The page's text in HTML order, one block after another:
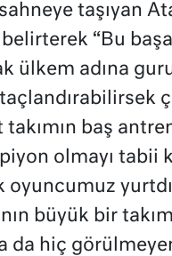
taşıyan
belirterek “Bu
ülkem adına
baş
olmayı tabii
büyük bir
da hiç